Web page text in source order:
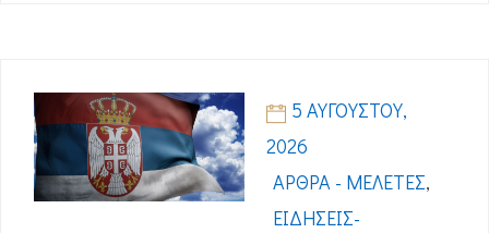
5 ΑΥΓΟΎΣΤΟΥ,
2026
ΆΡΘΡΑ - ΜΕΛΈΤΕΣ,
ΕΙΔΉΣΕΙΣ-